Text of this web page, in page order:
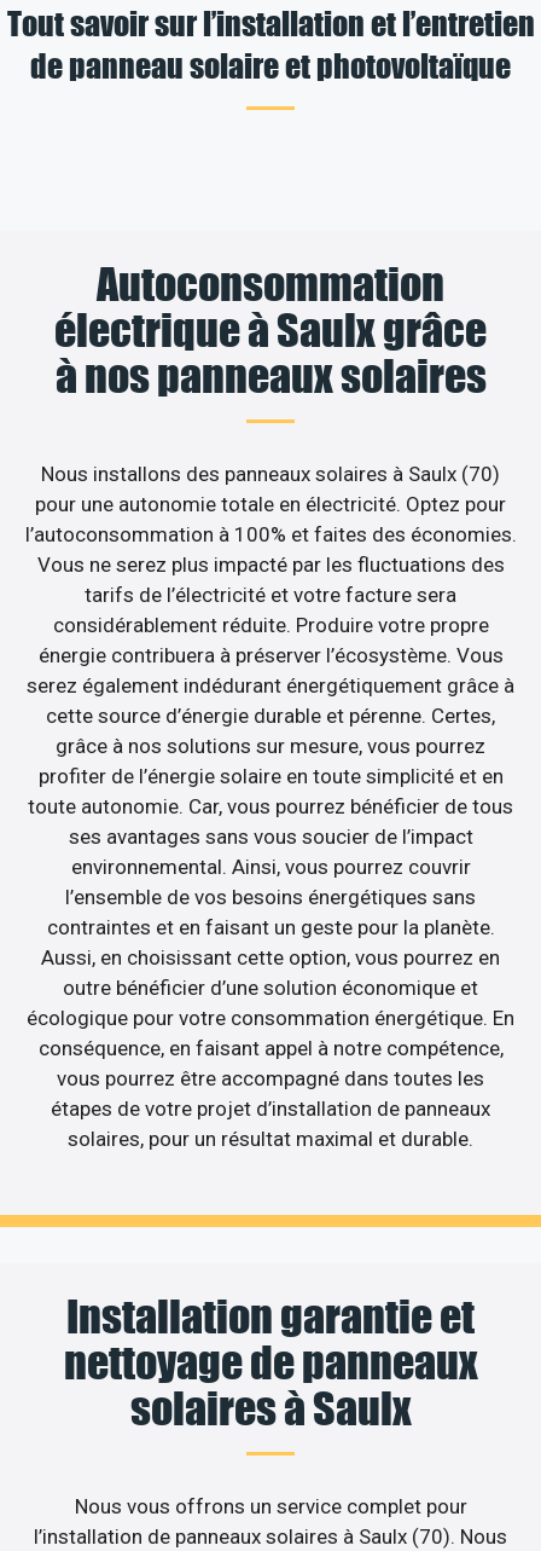
Tout savoir sur l’installation et l’entretien
de panneau solaire et photovoltaïque
Autoconsommation
électrique à Saulx grâce
à nos panneaux solaires
Nous installons des panneaux solaires à Saulx (70)
pour une autonomie totale en électricité. Optez pour
l’autoconsommation à 100% et faites des économies.
Vous ne serez plus impacté par les fluctuations des
tarifs de l’électricité et votre facture sera
considérablement réduite. Produire votre propre
énergie contribuera à préserver l’écosystème. Vous
serez également indédurant énergétiquement grâce à
cette source d’énergie durable et pérenne. Certes,
grâce à nos solutions sur mesure, vous pourrez
profiter de l’énergie solaire en toute simplicité et en
toute autonomie. Car, vous pourrez bénéficier de tous
ses avantages sans vous soucier de l’impact
environnemental. Ainsi, vous pourrez couvrir
l’ensemble de vos besoins énergétiques sans
contraintes et en faisant un geste pour la planète.
Aussi, en choisissant cette option, vous pourrez en
outre bénéficier d’une solution économique et
écologique pour votre consommation énergétique. En
conséquence, en faisant appel à notre compétence,
vous pourrez être accompagné dans toutes les
étapes de votre projet d’installation de panneaux
solaires, pour un résultat maximal et durable.
Installation garantie et
nettoyage de panneaux
solaires à Saulx
Nous vous offrons un service complet pour
l’installation de panneaux solaires à Saulx (70). Nous